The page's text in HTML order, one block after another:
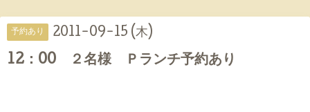
予約あり 2011-09-15 (木)
12：00 ２名様 Ｐランチ予約あり